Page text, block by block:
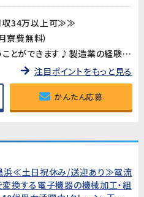
34万以上可≫≫
寮費無料）
個人作業なので、焦らず行うことができます♪製造業の経験がある方歓迎★
注目ポイントをもっと見る
かんたん応募
浜≪土日祝休み/送迎あり≫電流
換する電子機器の機械加工・組